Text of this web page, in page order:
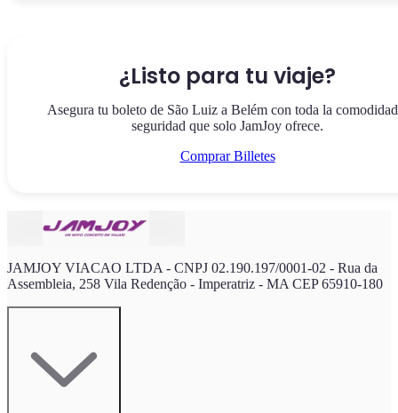
¿Listo para tu viaje?
Asegura tu boleto de São Luiz a Belém con toda la
seguridad que solo JamJoy ofrece.
Comprar Billetes
JAMJOY VIACAO LTDA - CNPJ 02.190.197/0001-02 - Rua da
Assembleia, 258 Vila Redenção - Imperatriz - MA CEP 65910-180